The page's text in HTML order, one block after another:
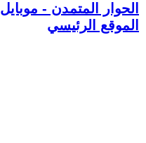
الحوار المتمدن - موبايل
الموقع الرئيسي